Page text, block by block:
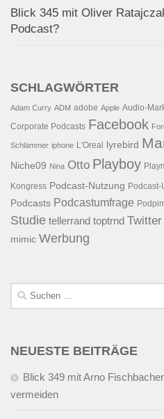
Blick 345 mit Oliver
Podcast?
SCHLAGWÖRTER
Adam Curry ADM adobe Apple Audio-
Corporate Podcasts Facebook
Schlämmer iphone L'Oreal lyrebird
Niche09 Nina Otto Playboy
Kongress Podcast-Nutzung Podcast-
Podcasts Podcastumfrage
Studie tellerrand toptrnd Twitter
mimic Werbung
Suchen
nach:
NEUESTE BEITRÄGE
Blick 349 mit Arno
vermeiden